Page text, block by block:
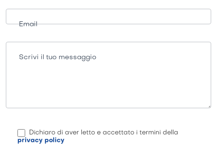
Email
Scrivi il tuo messaggio
Dichiaro di aver letto e accettato i termini della
privacy policy